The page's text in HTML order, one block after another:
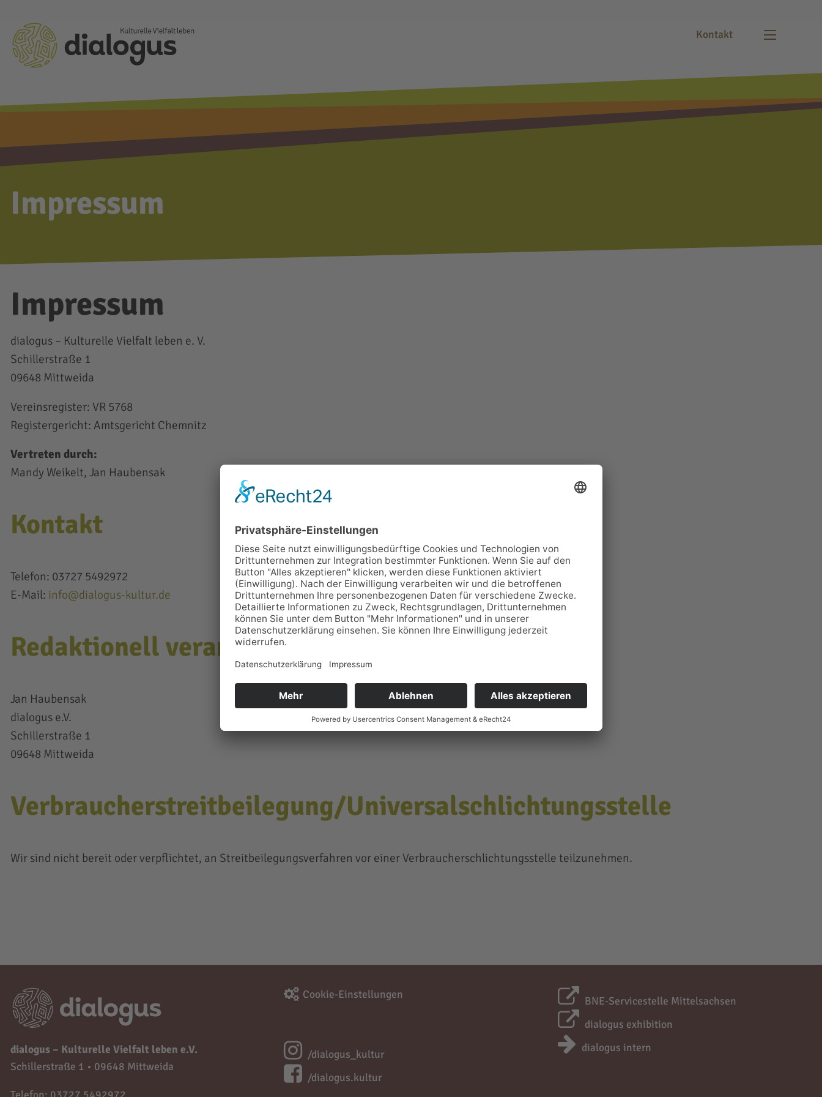
Kontakt
Impressum
Impressum
dialogus – Kulturelle Vielfalt leben e. V.
Schillerstraße 1
09648 Mittweida
Vereinsregister: VR 5768
Registergericht: Amtsgericht Chemnitz
Vertreten durch:
Mandy Weikelt, Jan Haubensak
Kontakt
Telefon: 03727 5492972
E-Mail: info@dialogus-kultur.de
Redaktionell verantwortlich
Jan Haubensak
dialogus e.V.
Schillerstraße 1
09648 Mittweida
Verbraucher­streit­beilegung/Universal­schlichtungs­stelle
Wir sind nicht bereit oder verpflichtet, an Streitbeilegungsverfahren vor einer Verbraucherschlichtungsstelle teilzunehmen.
dialogus – Kulturelle Vielfalt leben e.V.
Schillerstraße 1 • 09648 Mittweida
Cookie-Einstellungen
/dialogus_kultur
/dialogus.kultur
BNE-Servicestelle Mittelsachsen
dialogus exhibition
dialogus intern